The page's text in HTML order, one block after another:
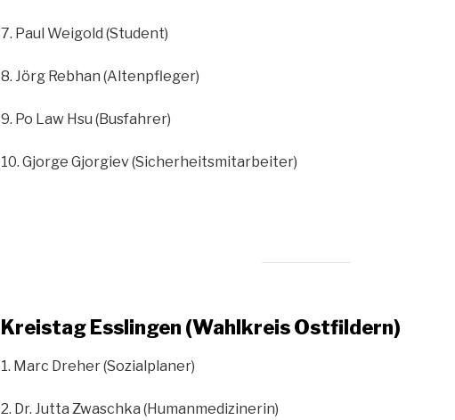
7. Paul Weigold (Student)
8. Jörg Rebhan (Altenpfleger)
9. Po Law Hsu (Busfahrer)
10. Gjorge Gjorgiev (Sicherheitsmitarbeiter)
Kreistag Esslingen (Wahlkreis Ostfildern)
1. Marc Dreher (Sozialplaner)
2. Dr. Jutta Zwaschka (Humanmedizinerin)